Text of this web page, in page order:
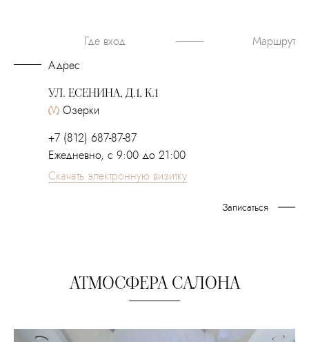
Адрес
УЛ. ЕСЕНИНА, Д.1, К.1
Озерки
+7 (812) 687-87-87
Ежедневно, с 9:00 до 21:00
Скачать электронную визитку
Записаться
Маршрут
АТМОСФЕРА САЛОНА